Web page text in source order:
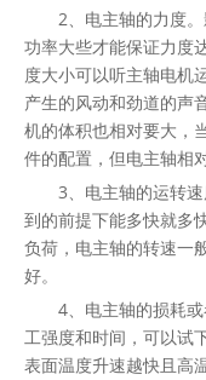
2、电主轴的力度
功率大些才能保证力度
度大小可以听主轴电机
产生的风动和劲道的声
机的体积也相对要大，
件的配置，但电主轴相
3、电主轴的运转
到的前提下能多快就多
负荷，电主轴的转速一
好。
4、电主轴的损耗
工强度和时间，可以试
表面温度升速越快且高